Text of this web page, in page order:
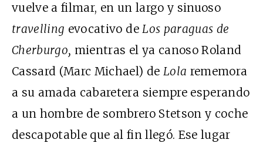
vuelve a filmar, en un largo y sinuoso
travelling evocativo deLos paraguas de
Cherburgo, mientras el ya canoso Roland
Cassard (Marc Michael) de Lola rememora
a su amada cabaretera siempre esperando
a un hombre de sombrero Stetson y coche
descapotable que al fin llegó. Ese lugar